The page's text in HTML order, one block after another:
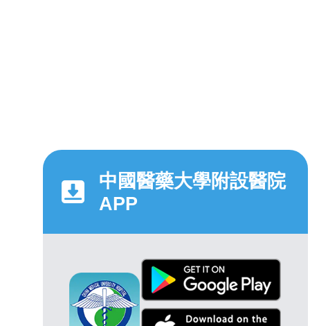
中國醫藥大學附設醫院
APP